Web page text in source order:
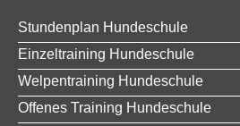
Stundenplan Hundeschule
Einzeltraining Hundeschule
Welpentraining Hundeschule
Offenes Training Hundeschule